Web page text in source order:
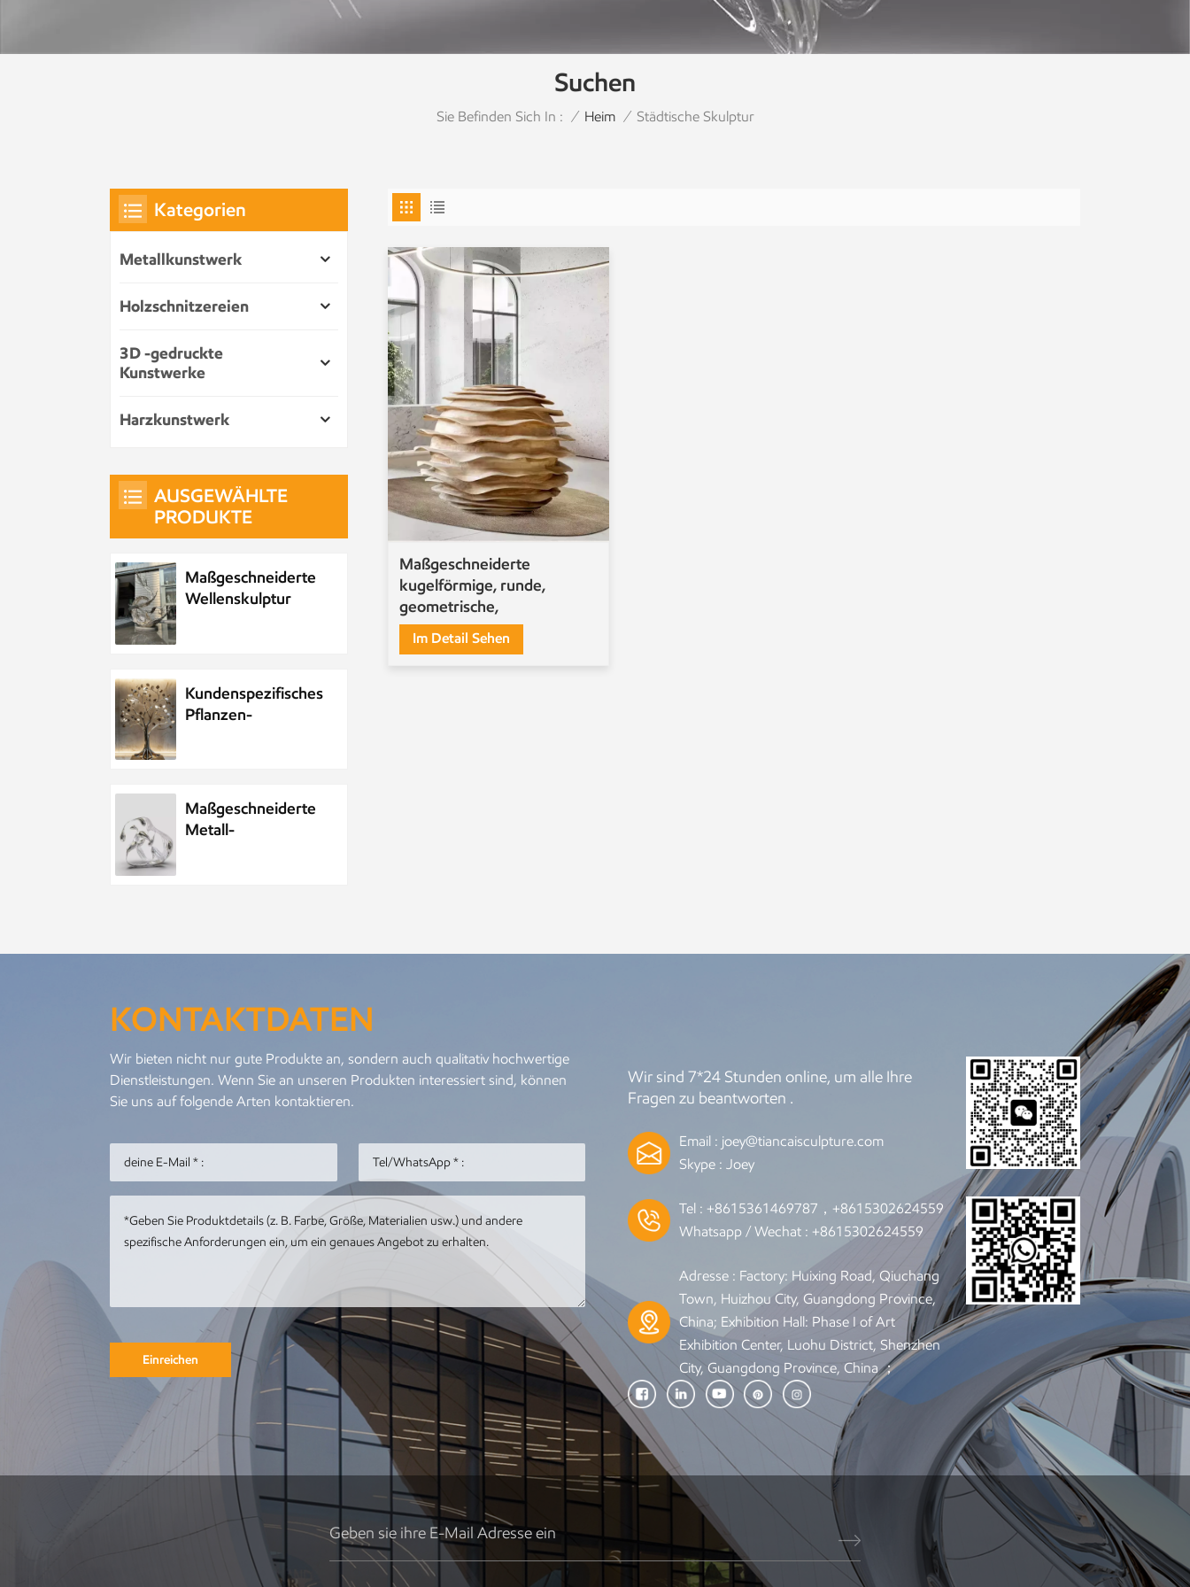
Suchen
Sie Befinden Sich In : / Heim / Städtische Skulptur
Maßgeschneiderte
kugelförmige, runde,
geometrische,
handgefertigte
Holzschnitzkunst
Im Detail Sehen
Kategorien
Metallkunstwerk
Holzschnitzereien
3D -gedruckte
Kunstwerke
Harzkunstwerk
AUSGEWÄHLTE
PRODUKTE
Maßgeschneiderte
Wellenskulptur
Kundenspezifisches
Pflanzen-
Maßgeschneiderte
Metall-
Edelstahl im Park,
Nachtszenenskulptur
Meeresleben-
Abstraktes
Goldfisch-
Metall und
Edelstahl
Personalisierter
Metallanhänger
mit Meereswal-
Kunstwerk
Metall-Edelstahl-
Tier-Metall-Pfau-
Skulptur
Runde
Gebäudeskulptur
aus Metall,
Gartenlandschaft,
Skulptur,
Kunstinstallation
KONTAKTDATEN
Wir bieten nicht nur gute Produkte an, sondern auch qualitativ hochwertige
Dienstleistungen. Wenn Sie an unseren Produkten interessiert sind, können
Sie uns auf folgende Arten kontaktieren.
Einreichen
Wir sind 7*24 Stunden online, um alle Ihre
Fragen zu beantworten .
Email : joey@tiancaisculpture.com
Skype :Joey
Tel : +8615361469787，+8615302624559
Whatsapp / Wechat : +8615302624559
Adresse : Factory: Huixing Road, Qiuchang
Town, Huizhou City, Guangdong Province,
China; Exhibition Hall: Phase I of Art
Exhibition Center, Luohu District, Shenzhen
City, Guangdong Province, China ；